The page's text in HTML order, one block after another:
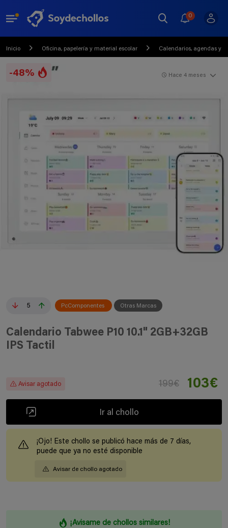
0
Inicio Oficina, papelería y material escolar Calendarios, agendas y
-48%
5 PcComponentes Otras Marcas
Hace 4 meses
Calendario Tabwee P10 10.1" 2GB+32GB
IPS Tactil
Avisar agotado 199€ 103€
Ir al chollo
¡Ojo! Este chollo se publicó hace más de 7 días,
puede que ya no esté disponible
Avisar de chollo agotado
¡Avisame de chollos similares!